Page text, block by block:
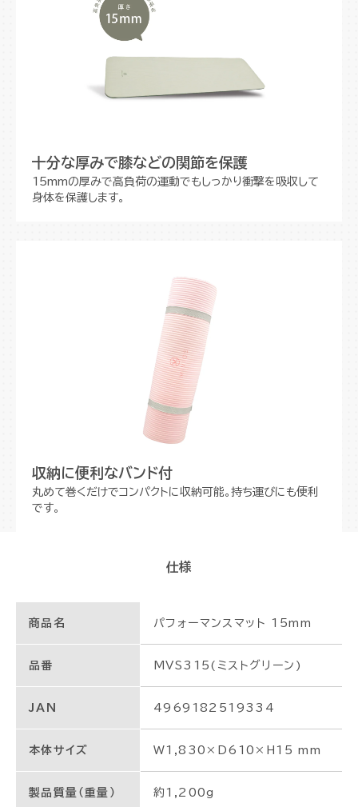
十分な厚みで膝などの関節を保護
15mmの厚みで高負荷の運動でもしっかり衝撃を吸収して
身体を保護します。
収納に便利なバンド付
丸めて巻くだけでコンパクトに収納可能。持ち運びにも便利
です。
仕様
商品名 パフォーマンスマット 15mm
品番 MVS315(ミストグリーン)
JAN 4969182519334
本体サイズ W1,830×D610×H15 mm
製品質量（重量） 約1,200g